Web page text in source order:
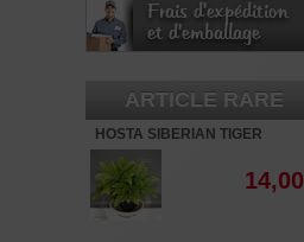
Frais d'expédition
et d'emballage
ARTICLE RARE
HOSTA SIBERIAN TIGER
14,00